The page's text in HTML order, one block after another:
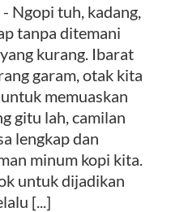
Ngopi tuh, kadang,
tanpa ditemani
kurang. Ibarat
garam, otak kita
memuaskan
gitu lah, camilan
lengkap dan
minum kopi kita.
untuk dijadikan
[...]